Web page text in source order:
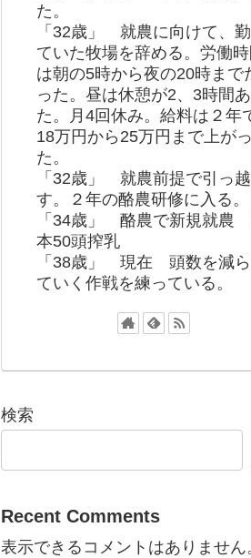
た。
「32歳」 就農に向けて、
ていた牧場を辞める。労働時
は朝の5時から夜の20時まで
った。昼は休憩が2、3時間
た。月4回休み。給料は２年
18万円から25万円まで上がっ
た。
「32歳」 就農前提で引っ越
す。２年の酪農研修に入る。
「34歳」 酪農で新規就農
本50頭搾乳
「38歳」 現在 頭数を減ら
ていく作戦を練っている。
検索
Recent Comments
表示できるコメントはありません